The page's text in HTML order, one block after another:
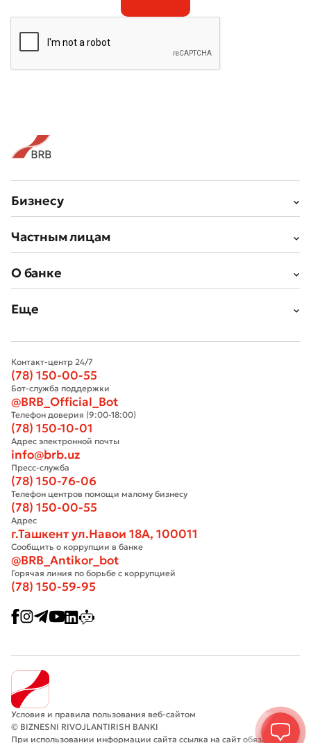
Бизнесу
Частным лицам
О банке
Еще
Контакт-центр 24/7
(78) 150-00-55
Бот-служба поддержки
@BRB_Official_Bot
Телефон доверия (9:00-18:00)
(78) 150-10-01
Адрес электронной почты
info@brb.uz
Пресс-служба
(78) 150-76-06
Телефон центров помощи малому бизнесу
(78) 150-00-55
Адрес
г.Ташкент ул.Навои 18А, 100011
Сообщить о коррупции в банке
@BRB_Antikor_bot
Горячая линия по борьбе с коррупцией
(78) 150-59-95
Условия и правила пользования веб-сайтом
© BIZNESNI RIVOJLANTIRISH BANKI
При использовании информации сайта ссылка на сайт обязательна.